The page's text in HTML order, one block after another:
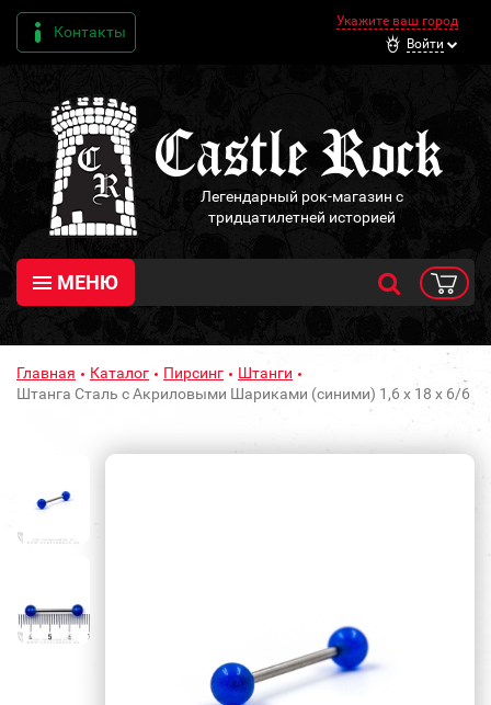
Контакты
Укажите ваш город
Войти
Легендарный рок-магазин с
тридцатилетней историей
МЕНЮ
Главная Каталог Пирсинг
Штанги
Штанга Сталь с Акриловыми Шариками (синими) 1,6 х 18 х 6/6